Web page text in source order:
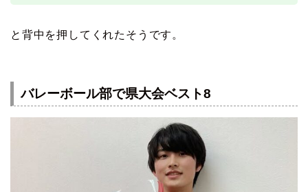
と背中を押してくれたそうです。
バレーボール部で県大会ベスト8